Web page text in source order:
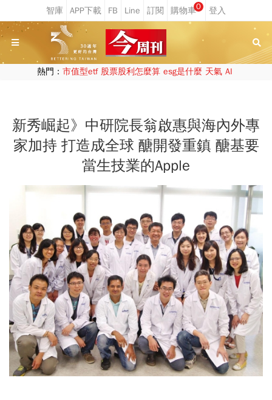
0
熱門： 市值型etf 股票股利怎麼算 esg是什麼 天氣 AI
新秀崛起》中研院長翁啟惠與海內外專
家加持 打造成全球 醣開發重鎮 醣基要
當生技業的Apple